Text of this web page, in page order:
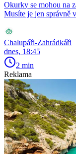
Okurky se mohou na
Musíte je jen správně
Chalupáři-Zahrádkáři
dnes, 18:45
2 min
Reklama